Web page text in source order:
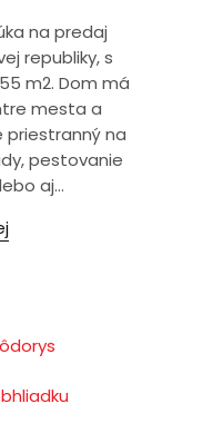
na predaj
republiky, s
m2. Dom má
mesta a
na
pestovanie
aj...